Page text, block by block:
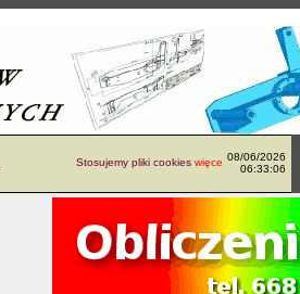
Stosujemy pliki cookieswięcej...
08/06/2026
06:33:06